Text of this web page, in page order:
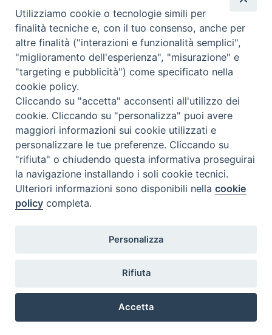
Calendario Appuntamenti
<< Ago 2026 >>
l m m g v s
d
27
28
3
4 5 6 7 8
9
10
11 12 13 14 15
17
18 19 21
24 25 26 27 28 29 30
31 1
diaconato@seminario.milano.it
Utilizziamo cookie o tecnologie simili per
finalità tecniche e, con il tuo consenso, anche per
altre finalità ("interazioni e funzionalità semplici",
"miglioramento dell'esperienza", "misurazione" e
"targeting e pubblicità") come specificato nella
cookie policy.
Cliccando su "accetta" acconsenti all'utilizzo dei
cookie. Cliccando su "personalizza" puoi avere
maggiori informazioni sui cookie utilizzati e
personalizzare le tue preferenze. Cliccando su
"rifiuta" o chiudendo questa informativa proseguirai
la navigazione installando i soli cookie tecnici.
Ulteriori informazioni sono disponibili nellacookie
policy completa.
Personalizza
Rifiuta
Accetta